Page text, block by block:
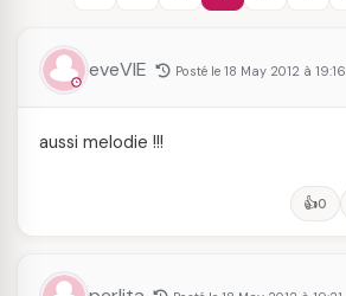
eveVIE Posté le 18 May 2012 à 19:16
aussi melodie !!!
👍0